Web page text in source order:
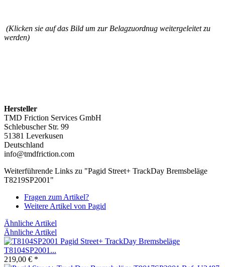
(Klicken sie auf das Bild um zur Belagzuordnug weitergeleitet zu
werden)
Hersteller
TMD Friction Services GmbH
Schlebuscher Str. 99
51381 Leverkusen
Deutschland
info@tmdfriction.com
Weiterführende Links zu "Pagid Street+ TrackDay Bremsbeläge
T8219SP2001"
Fragen zum Artikel?
Weitere Artikel von Pagid
Ähnliche Artikel
Ähnliche Artikel
Pagid Street+ TrackDay Bremsbeläge
T8104SP2001...
219,00 € *